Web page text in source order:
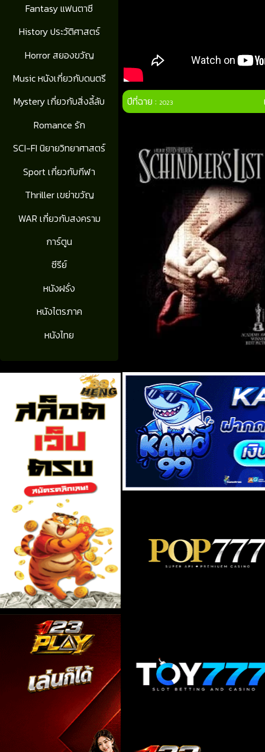
Fantasy แฟนตาซี
History ประวัติศาสตร์
Horror สยองขวัญ
Music หนังเกี่ยวกับดนตรี
Mystery เกี่ยวกับสิ่งลี้ลับ
Romance รัก
SCI-FI นิยายวิทยาศาสตร์
Sport เกี่ยวกับกีฬา
Thriller เขย่าขวัญ
WAR เกี่ยวกับสงคราม
การ์ตูน
ซีรีย์
หนังฝรั่ง
หนังไตรภาค
หนังไทย
ปีที่ฉาย :2023